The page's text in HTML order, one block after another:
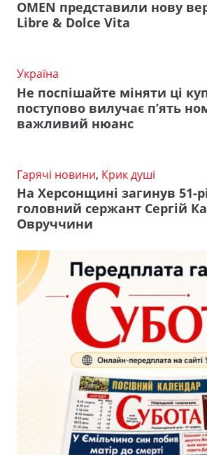
OMEN представили нову
Libre & Dolce Vita
Україна
Не поспішайте міняти ці
поступово вилучає п’ять
важливий нюанс
Гарячі новини, Крик душі
На Херсонщині загинув 51-
головний сержант Сергій
Овруччини